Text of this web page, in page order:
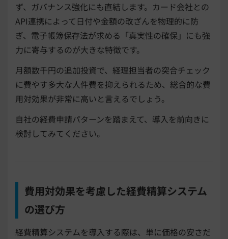
ず、ガバナンス強化にも直結します。カード会社との
API連携によって日付や金額の改ざんを物理的に防
ぎ、電子帳簿保存法が求める「真実性の確保」にも強
力に寄与するのが大きな特徴です。
月額数千円の追加投資で、経理担当者の突合チェック
に費やす多大な人件費を抑えられるため、総合的な費
用対効果が非常に高いと言えるでしょう。
自社の経費申請パターンを踏まえて、導入を前向きに
検討してみてください。
費用対効果を考慮した経費精算システム
の選び方
経費精算システムを導入する際は、単に価格の安さだ